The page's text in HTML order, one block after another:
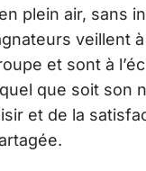
plein air, sans
veillent
et sont à
que soit son
et de la